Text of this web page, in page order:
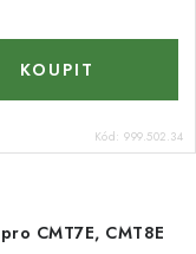
Kód: 999.502.34
CMT7E, CMT8E